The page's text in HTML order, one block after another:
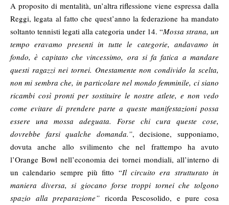
A proposito di mentalità, un’altra riflessione viene espressa dalla
Reggi, legata al fatto che quest’anno la federazione ha mandato
soltanto tennisti legati alla categoria under 14. “Mossa strana, un
tempo eravamo presenti in tutte le categorie, andavamo in
fondo, è capitato che vincessimo, ora si fa fatica a mandare
questi ragazzi nei tornei. Onestamente non condivido la scelta,
non mi sembra che, in particolare nel mondo femminile, ci siano
ricambi così pronti per sostituire le nostre atlete, e non vedo
come evitare di prendere parte a queste manifestazioni possa
essere una mossa adeguata. Forse chi cura queste cose,
dovrebbe farsi qualche domanda.”, decisione, supponiamo,
dovuta anche allo svilimento che nel frattempo ha avuto
l’Orange Bowl nell’economia dei tornei mondiali, all’interno di
un calendario sempre più fitto “Il circuito era strutturato in
maniera diversa, si giocano forse troppi tornei che tolgono
spazio alla preparazione” ricorda Pescosolido, e pure cosa